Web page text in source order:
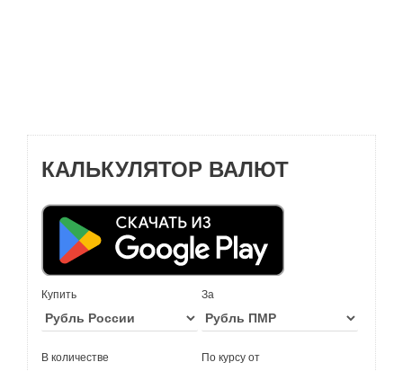
КАЛЬКУЛЯТОР ВАЛЮТ
Купить За
В количестве По курсу от